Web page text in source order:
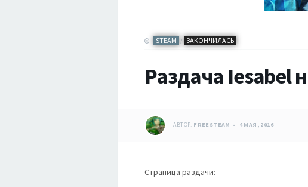
STEAM / ЗАКОНЧИЛАСЬ
Раздача Iesabel
АВТОР: FREESTEAM 4 МАЯ, 2016
Страница раздачи: